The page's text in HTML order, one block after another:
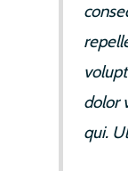
dolor
qui.